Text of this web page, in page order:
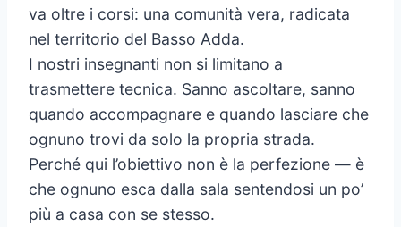
va oltre i corsi: una comunità vera, radicata
nel territorio del Basso Adda.
I nostri insegnanti non si limitano a
trasmettere tecnica. Sanno ascoltare, sanno
quando accompagnare e quando lasciare che
ognuno trovi da solo la propria strada.
Perché qui l’obiettivo non è la perfezione — è
che ognuno esca dalla sala sentendosi un po’
più a casa con se stesso.